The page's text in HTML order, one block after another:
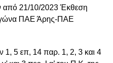
από 21/10/2023 Έκθεση
ΠΑΕ Άρης-ΠΑΕ
5 επ, 14 παρ. 1, 2, 3 και 4